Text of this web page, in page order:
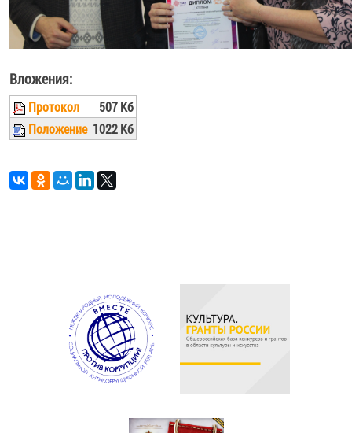
Вложения:
Протокол
507 Кб
Положение 1022 Кб